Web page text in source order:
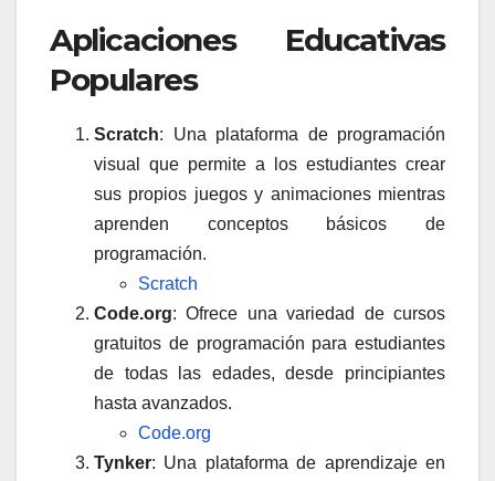
Aplicaciones Educativas
Populares
Scratch: Una plataforma de programación
visual que permite a los estudiantes crear
sus propios juegos y animaciones mientras
aprenden conceptos básicos de
programación.
Scratch
Code.org: Ofrece una variedad de cursos
gratuitos de programación para estudiantes
de todas las edades, desde principiantes
hasta avanzados.
Code.org
Tynker: Una plataforma de aprendizaje en